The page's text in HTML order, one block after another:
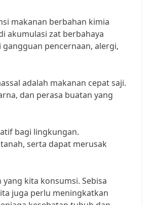
makanan berbahan kimia
akumulasi zat berbahaya
pencernaan, alergi,
adalah makanan cepat saji.
dan perasa buatan yang
bagi lingkungan.
serta dapat merusak
kita konsumsi. Sebisa
juga perlu meningkatkan